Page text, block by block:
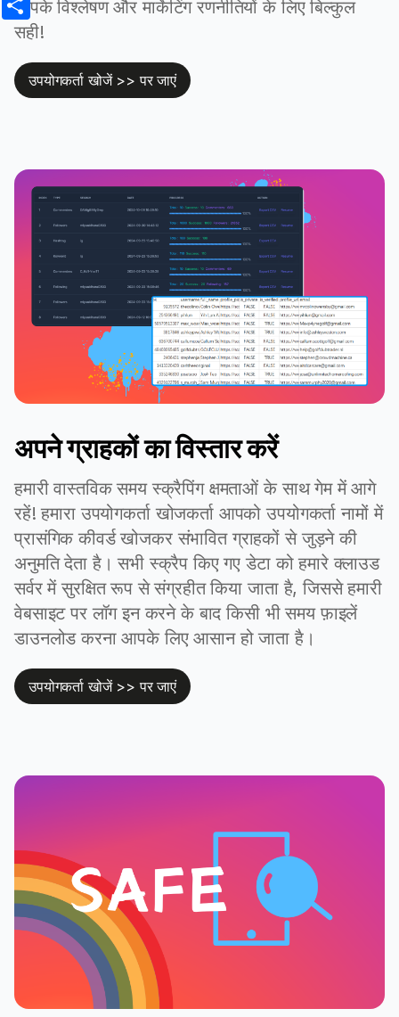
आपके विश्लेषण और मार्केटिंग रणनीतियों के लिए बिल्कुल
सही!
उपयोगकर्ता खोजें >> पर जाएं
अपने ग्राहकों का विस्तार करें
हमारी वास्तविक समय स्क्रैपिंग क्षमताओं के साथ गेम में आगे
रहें! हमारा उपयोगकर्ता खोजकर्ता आपको उपयोगकर्ता नामों में
प्रासंगिक कीवर्ड खोजकर संभावित ग्राहकों से जुड़ने की
अनुमति देता है। सभी स्क्रैप किए गए डेटा को हमारे क्लाउड
सर्वर में सुरक्षित रूप से संग्रहीत किया जाता है, जिससे हमारी
वेबसाइट पर लॉग इन करने के बाद किसी भी समय फ़ाइलें
डाउनलोड करना आपके लिए आसान हो जाता है।
उपयोगकर्ता खोजें >> पर जाएं